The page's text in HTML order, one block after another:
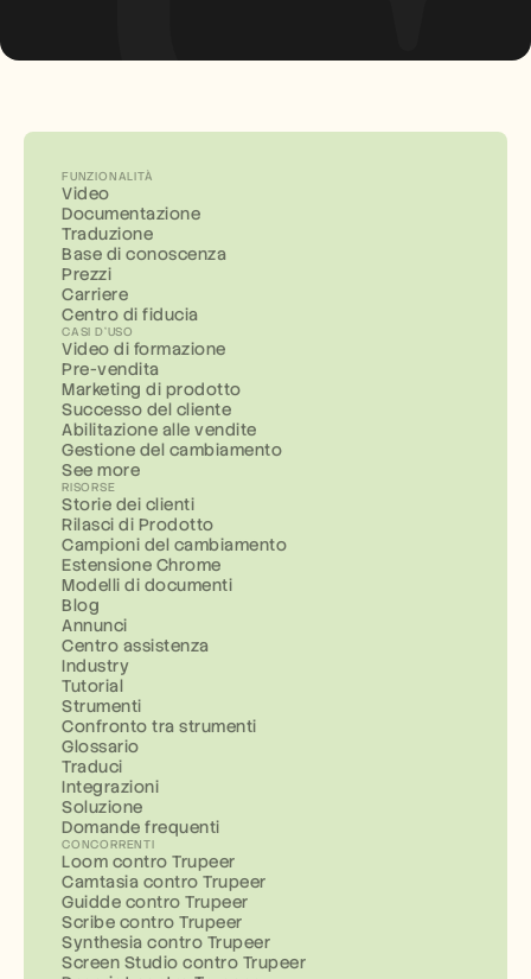
FUNZIONALITÀ
Video
Documentazione
Traduzione
Base di conoscenza
Prezzi
Carriere
Centro di fiducia
CASI D'USO
Video di formazione
Pre-vendita
Marketing di prodotto
Successo del cliente
Abilitazione alle vendite
Gestione del cambiamento
See more
RISORSE
Storie dei clienti
Rilasci di Prodotto
Campioni del cambiamento
Estensione Chrome
Modelli di documenti
Blog
Annunci
Centro assistenza
Industry
Tutorial
Strumenti
Confronto tra strumenti
Glossario
Traduci
Integrazioni
Soluzione
Domande frequenti
CONCORRENTI
Loom contro Trupeer
Camtasia contro Trupeer
Guidde contro Trupeer
Scribe contro Trupeer
Synthesia contro Trupeer
Screen Studio contro Trupeer